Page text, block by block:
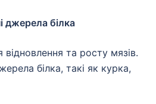
джерела білка
та росту мязів.
білка, такі як курка,